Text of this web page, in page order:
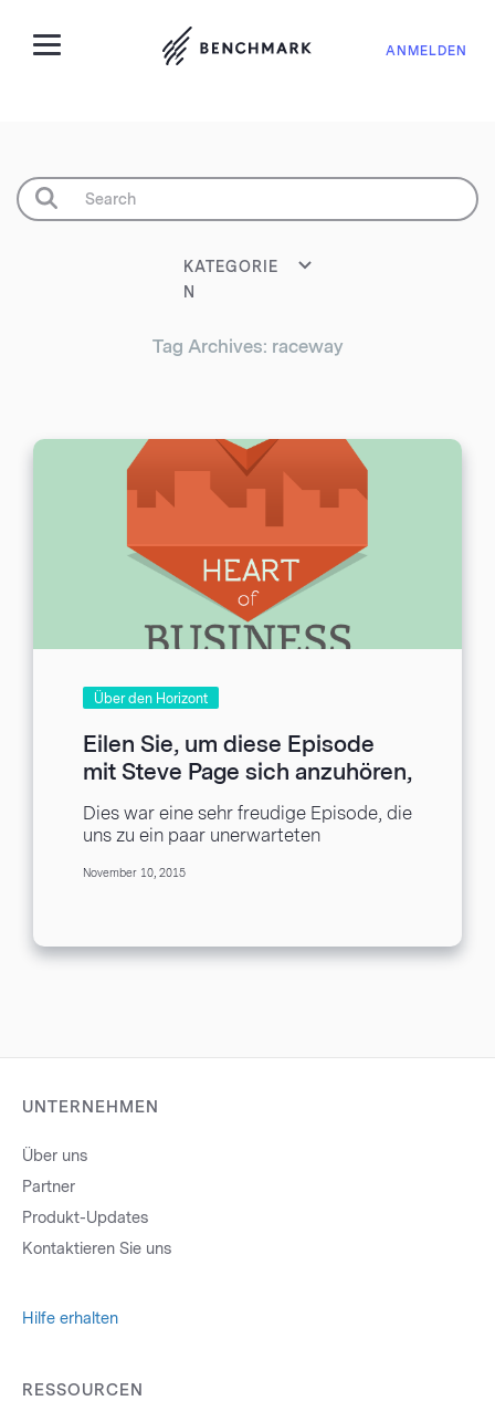
ANMELDEN
KATEGORIE
N
Tag Archives: raceway
Über den Horizont
Eilen Sie, um diese Episode
mit Steve Page sich anzuhören,
GM von Sonoma Raceway
Dies war eine sehr freudige Episode, die
uns zu ein paar unerwarteten
darüber gesprochen ein...
November 10, 2015
UNTERNEHMEN
Über uns
Partner
Produkt-Updates
Kontaktieren Sie uns
Hilfe erhalten
RESSOURCEN